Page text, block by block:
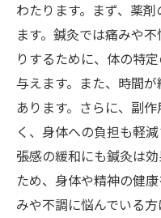
わたります。まず、薬
ます。鍼灸では痛みや
りするために、体の特
与えます。また、時間
あります。さらに、副
く、身体への負担も軽
張感の緩和にも鍼灸は
ため、身体や精神の健
みや不調に悩んでいる